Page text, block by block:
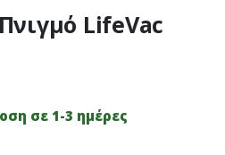
LifeVac
σε 1-3 ημέρες